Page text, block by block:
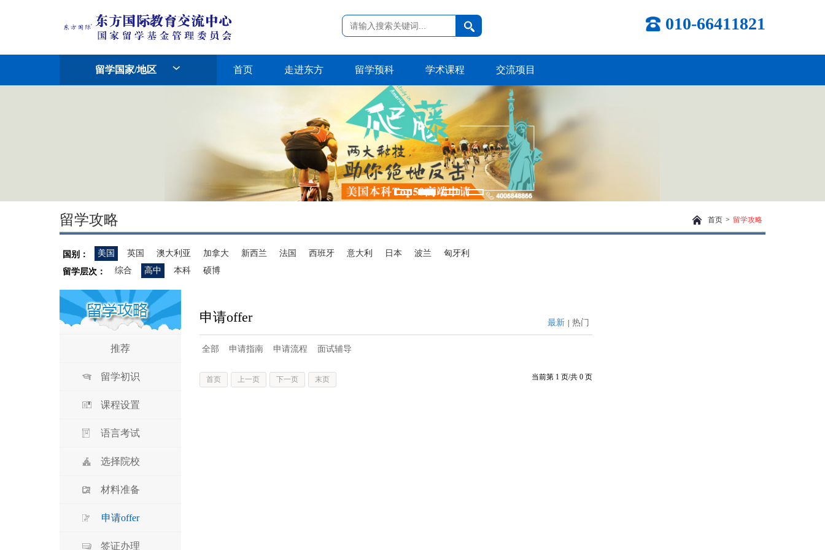
010-66411821
留学国家/地区 首页 走进东方 留学预科 学术课程 交流项目
留学攻略 首页 > 留学攻略
国别： 美国 英国 澳大利亚 加拿大 新西兰 法国 西班牙 意大利 日本 波兰
匈牙利
留学层次：
综合 高中 本科 硕博
推荐
留学初识
课程设置
语言考试
选择院校
材料准备
申请offer
签证办理
申请offer 最新 热门
全部 申请指南 申请流程 面试辅导
末页
下一页
上一页
首页 当前第 1 页/共 0 页